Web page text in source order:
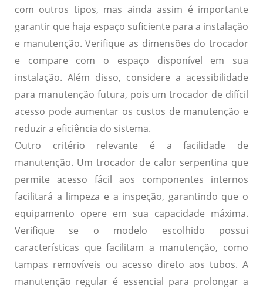
com outros tipos, mas ainda assim é importante
garantir que haja espaço suficiente para a instalação
e manutenção. Verifique as dimensões do trocador
e compare com o espaço disponível em sua
instalação. Além disso, considere a acessibilidade
para manutenção futura, pois um trocador de difícil
acesso pode aumentar os custos de manutenção e
reduzir a eficiência do sistema.
Outro critério relevante é a facilidade de
manutenção. Um trocador de calor serpentina que
permite acesso fácil aos componentes internos
facilitará a limpeza e a inspeção, garantindo que o
equipamento opere em sua capacidade máxima.
Verifique se o modelo escolhido possui
características que facilitam a manutenção, como
tampas removíveis ou acesso direto aos tubos. A
manutenção regular é essencial para prolongar a